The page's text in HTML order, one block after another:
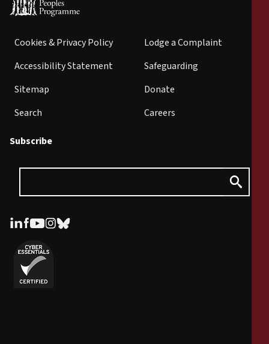
Cookies & Privacy Policy
Accessibility Statement
Sitemap
Search
Lodge a Complaint
Safeguarding
Donate
Careers
Subscribe